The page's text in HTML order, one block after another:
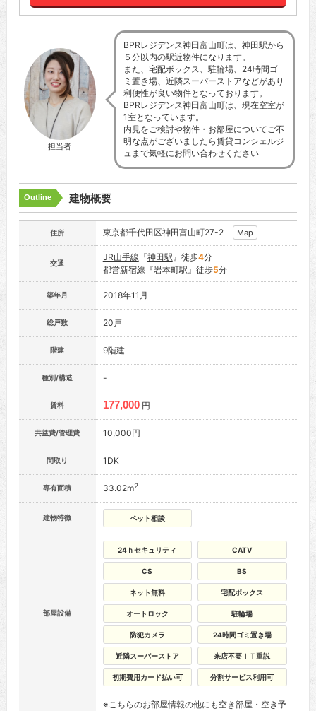
担当者
BPRレジデンス神田富山町は、神田駅から
５分以内の駅近物件になります。
また、宅配ボックス、駐輪場、24時間ゴ
ミ置き場、近隣スーパーストアなどがあり
利便性が良い物件となっております。
BPRレジデンス神田富山町は、現在空室が
1室となっています。
内見をご検討や物件・お部屋についてご不
明な点がございましたら賃貸コンシェルジ
ュまで気軽にお問い合わせください
Outline 建物概要
住所 東京都千代田区神田富山町27-2 Map
交通
JR山手線 『神田駅』徒歩4分
都営新宿線 『岩本町駅』徒歩5分
築年月 2018年11月
総戸数 20戸
階建 9階建
種別/構造 -
賃料 177,000 円
共益費/管理費 10,000円
間取り 1DK
専有面積 33.02m2
建物特徴 ペット相談
部屋設備
24ｈセキュリティ CATV
CS BS
ネット無料 宅配ボックス
オートロック 駐輪場
防犯カメラ 24時間ゴミ置き場
近隣スーパーストア 来店不要ＩＴ重説
初期費用カード払い可 分割サービス利用可
※こちらのお部屋情報の他にも空き部屋・空き予